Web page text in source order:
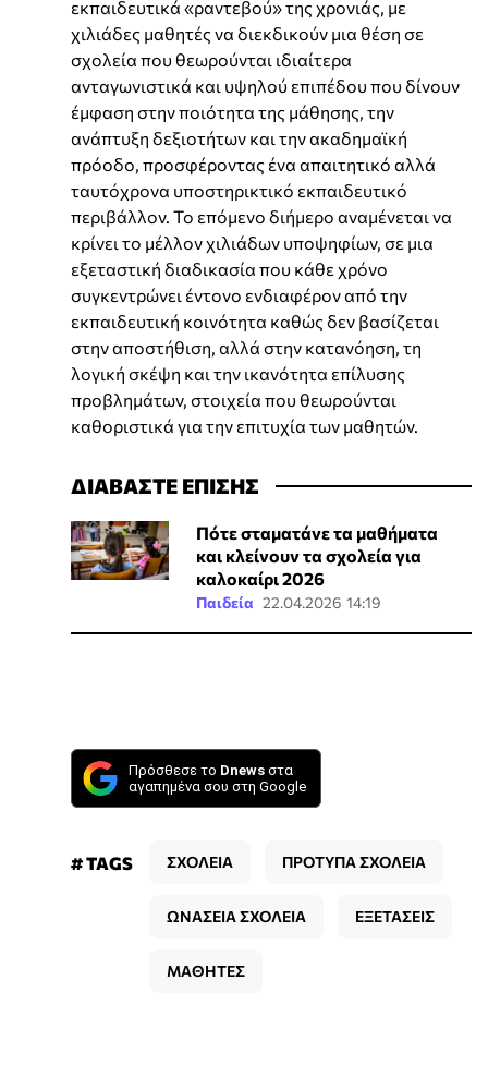
εκπαιδευτικά «ραντεβού» της χρονιάς, με
χιλιάδες μαθητές να διεκδικούν μια θέση σε
σχολεία που θεωρούνται ιδιαίτερα
ανταγωνιστικά και υψηλού επιπέδου που δίνουν
έμφαση στην ποιότητα της μάθησης, την
ανάπτυξη δεξιοτήτων και την ακαδημαϊκή
πρόοδο, προσφέροντας ένα απαιτητικό αλλά
ταυτόχρονα υποστηρικτικό εκπαιδευτικό
περιβάλλον. Το επόμενο διήμερο αναμένεται να
κρίνει το μέλλον χιλιάδων υποψηφίων, σε μια
εξεταστική διαδικασία που κάθε χρόνο
συγκεντρώνει έντονο ενδιαφέρον από την
εκπαιδευτική κοινότητα καθώς δεν βασίζεται
στην αποστήθιση, αλλά στην κατανόηση, τη
λογική σκέψη και την ικανότητα επίλυσης
προβλημάτων, στοιχεία που θεωρούνται
καθοριστικά για την επιτυχία των μαθητών.
ΔΙΑΒΑΣΤΕ ΕΠΙΣΗΣ
Πότε σταματάνε τα μαθήματα
και κλείνουν τα σχολεία για
καλοκαίρι 2026
Παιδεία 22.04.2026 14:19
Πρόσθεσε το Dnews στα
αγαπημένα σου στη Google
# TAGS ΣΧΟΛΕΙΑ ΠΡΟΤΥΠΑ ΣΧΟΛΕΙΑ
ΩΝΑΣΕΙΑ ΣΧΟΛΕΙΑ ΕΞΕΤΑΣΕΙΣ
ΜΑΘΗΤΕΣ